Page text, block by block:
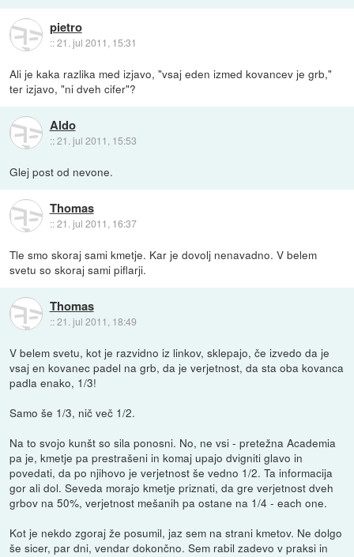
pietro
::21. jul 2011, 15:31
Ali je kaka razlika med izjavo, "vsaj eden izmed kovancev je grb,"
ter izjavo, "ni dveh cifer"?
Aldo
::21. jul 2011, 15:53
Glej post od nevone.
Thomas
::21. jul 2011, 16:37
Tle smo skoraj sami kmetje. Kar je dovolj nenavadno. V belem
svetu so skoraj sami piflarji.
Thomas
::21. jul 2011, 18:49
V belem svetu, kot je razvidno iz linkov, sklepajo, če izvedo da je
vsaj en kovanec padel na grb, da je verjetnost, da sta oba kovanca
padla enako, 1/3!
Samo še 1/3, nič več 1/2.
Na to svojo kunšt so sila ponosni. No, ne vsi - pretežna Academia
pa je, kmetje pa prestrašeni in komaj upajo dvigniti glavo in
povedati, da po njihovo je verjetnost še vedno 1/2. Ta informacija
gor ali dol. Seveda morajo kmetje priznati, da gre verjetnost dveh
grbov na 50%, verjetnost mešanih pa ostane na 1/4 - each one.
Kot je nekdo zgoraj že posumil, jaz sem na strani kmetov. Ne dolgo
še sicer, par dni, vendar dokončno. Sem rabil zadevo v praksi in